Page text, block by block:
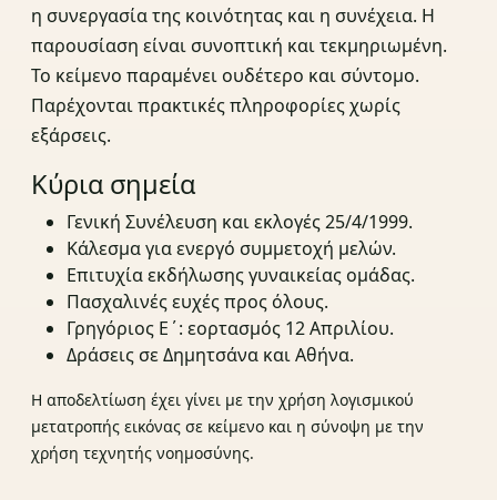
η συνεργασία της κοινότητας και η συνέχεια. Η
παρουσίαση είναι συνοπτική και τεκμηριωμένη.
Το κείμενο παραμένει ουδέτερο και σύντομο.
Παρέχονται πρακτικές πληροφορίες χωρίς
εξάρσεις.
Κύρια σημεία
Γενική Συνέλευση και εκλογές 25/4/1999.
Κάλεσμα για ενεργό συμμετοχή μελών.
Επιτυχία εκδήλωσης γυναικείας ομάδας.
Πασχαλινές ευχές προς όλους.
Γρηγόριος Ε΄: εορτασμός 12 Απριλίου.
Δράσεις σε Δημητσάνα και Αθήνα.
Η αποδελτίωση έχει γίνει με την χρήση λογισμικού
μετατροπής εικόνας σε κείμενο και η σύνοψη με την
χρήση τεχνητής νοημοσύνης.